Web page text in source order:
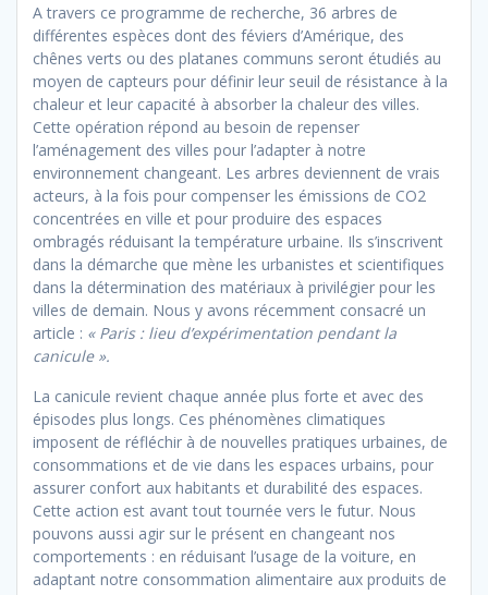
A travers ce programme de recherche, 36 arbres de
différentes espèces dont des féviers d’Amérique, des
chênes verts ou des platanes communs seront étudiés au
moyen de capteurs pour définir leur seuil de résistance à la
chaleur et leur capacité à absorber la chaleur des villes.
Cette opération répond au besoin de repenser
l’aménagement des villes pour l’adapter à notre
environnement changeant. Les arbres deviennent de vrais
acteurs, à la fois pour compenser les émissions de CO2
concentrées en ville et pour produire des espaces
ombragés réduisant la température urbaine. Ils s’inscrivent
dans la démarche que mène les urbanistes et scientifiques
dans la détermination des matériaux à privilégier pour les
villes de demain. Nous y avons récemment consacré un
article : « Paris : lieu d’expérimentation pendant la
canicule ».
La canicule revient chaque année plus forte et avec des
épisodes plus longs. Ces phénomènes climatiques
imposent de réfléchir à de nouvelles pratiques urbaines, de
consommations et de vie dans les espaces urbains, pour
assurer confort aux habitants et durabilité des espaces.
Cette action est avant tout tournée vers le futur. Nous
pouvons aussi agir sur le présent en changeant nos
comportements : en réduisant l’usage de la voiture, en
adaptant notre consommation alimentaire aux produits de